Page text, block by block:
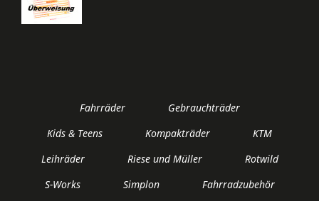
Fahrräder
Gebrauchträder
Kids & Teens
Kompakträder
KTM
Leihräder
Riese und Müller
Rotwild
S-Works
Simplon
Fahrradzubehör